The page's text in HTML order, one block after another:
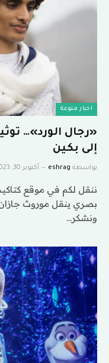
اخبار منوعة
«رجال الورد»…
إلى بكين
بواسطة eshrag أكتوبر 30, 2023
ننقل لكم في موقع
بصري ينقل موروث جازان
ونشكر…